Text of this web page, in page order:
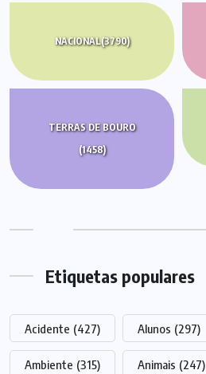
NACIONAL(3790)
TERRAS DE BOURO
(1458)
Etiquetas populares
Acidente (427) Alunos (297)
Ambiente (315) Animais (247)